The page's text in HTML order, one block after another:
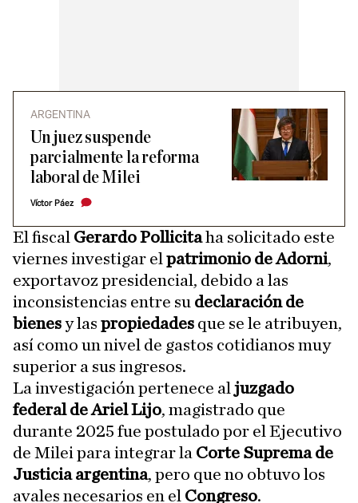
ARGENTINA
Un juez suspende
parcialmente la reforma
laboral de Milei
Víctor Páez
El fiscal Gerardo Pollicitaha solicitado este
viernes investigar el patrimonio de Adorni,
exportavoz presidencial, debido a las
inconsistencias entre su declaración de
bienesy las propiedades que se le atribuyen,
así como un nivel de gastos cotidianos muy
superior a sus ingresos.
La investigación pertenece al juzgado
federal de Ariel Lijo, magistrado que
durante 2025 fue postulado por el Ejecutivo
de Milei para integrar la Corte Suprema de
Justicia argentina, pero que no obtuvo los
avales necesarios en el Congreso.